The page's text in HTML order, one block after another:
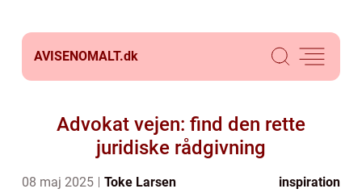
AVISENOMALT.dk
Advokat vejen: find den rette
juridiske rådgivning
08 maj 2025 Toke Larsen inspiration